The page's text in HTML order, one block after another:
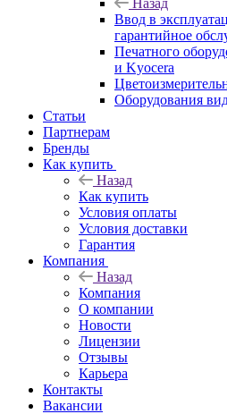
Назад
Ввод в
гарантийное
Печатного
и Kyocera
Оборудования
Статьи
Партнерам
Бренды
Как купить
Назад
Как купить
Условия оплаты
Условия доставки
Гарантия
Компания
Назад
Компания
О компании
Новости
Лицензии
Отзывы
Карьера
Контакты
Вакансии